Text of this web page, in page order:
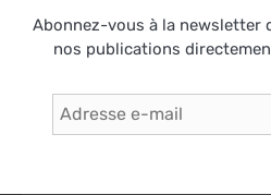
Abonnez-vous à la newsletter
nos publications
Adresse
e-